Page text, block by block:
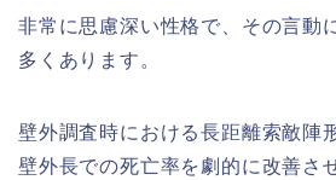
非常に思慮深い性格で、その言動
多くあります。
壁外調査時における長距離索敵陣
壁外長での死亡率を劇的に改善さ